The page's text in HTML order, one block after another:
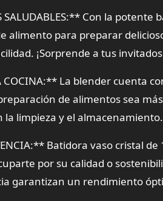
SALUDABLES:** Con la
alimento para preparar
¡Sorprende a tus
COCINA:** La blender cuenta
de alimentos sea
limpieza y el almacenamiento.
Batidora vaso cristal
por su calidad o
garantizan un rendimiento